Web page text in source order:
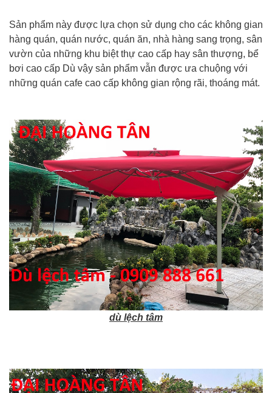
Sản phẩm này được lựa chọn sử dụng cho các không gian
hàng quán, quán nước, quán ăn, nhà hàng sang trọng, sân
vườn của những khu biệt thự cao cấp hay sân thượng, bể
bơi cao cấp Dù vậy sản phẩm vẫn được ưa chuộng với
những quán cafe cao cấp không gian rộng rãi, thoáng mát.
dù lệch tâm